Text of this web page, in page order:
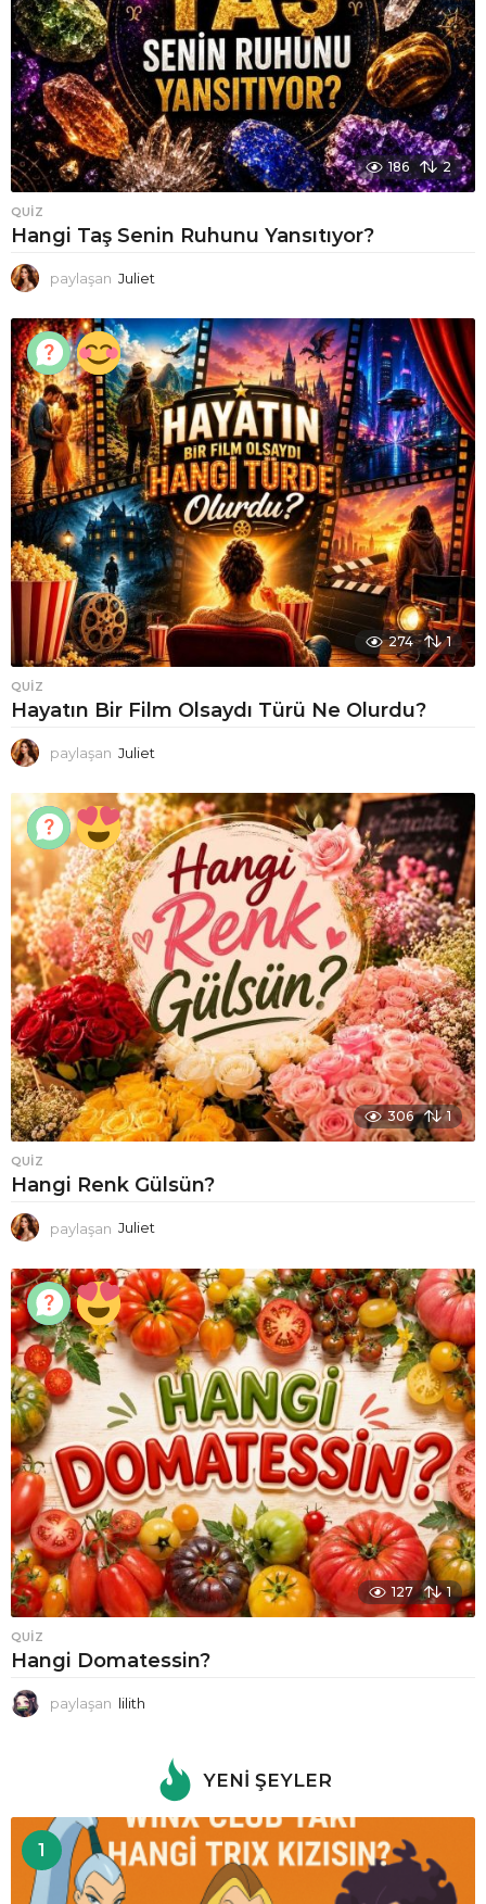
186 2
QUIZ
Hangi Taş Senin Ruhunu Yansıtıyor?
paylaşan Juliet
274 1
QUIZ
Hayatın Bir Film Olsaydı Türü Ne Olurdu?
paylaşan Juliet
306 1
QUIZ
Hangi Renk Gülsün?
paylaşan Juliet
127 1
QUIZ
Hangi Domatessin?
paylaşan lilith
YENI ŞEYLER
1